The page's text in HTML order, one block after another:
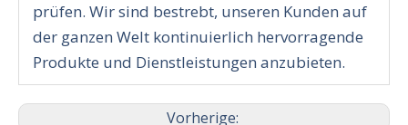
prüfen. Wir sind bestrebt, unseren Kunden auf
der ganzen Welt kontinuierlich hervorragende
Produkte und Dienstleistungen anzubieten.
Vorherige: